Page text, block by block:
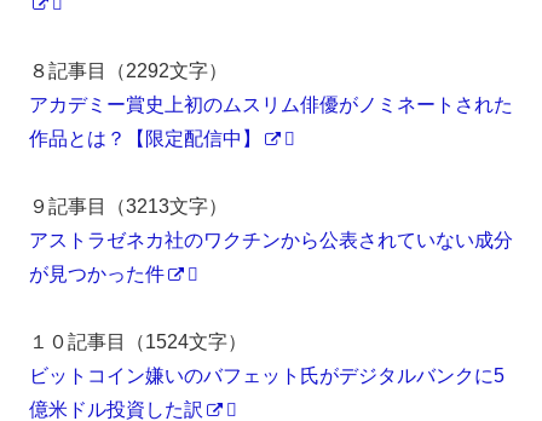
８記事目（2292文字）
アカデミー賞史上初のムスリム俳優がノミネートされた
作品とは？【限定配信中】
９記事目（3213文字）
アストラゼネカ社のワクチンから公表されていない成分
が見つかった件
１０記事目（1524文字）
ビットコイン嫌いのバフェット氏がデジタルバンクに5
億米ドル投資した訳